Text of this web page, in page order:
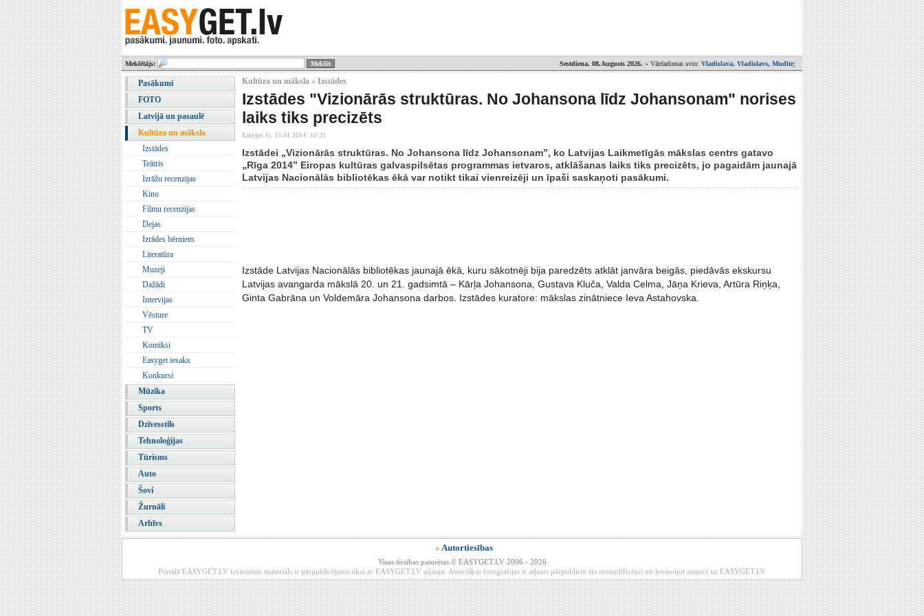
Sestdiena, 08.Augusts 2026. » Vārdadienas svin: Vladislava, Vladislavs, Mudīte;
Meklētājs:
Pasākumi
FOTO
Latvijā un pasaulē
Kultūra un māksla
Izstādes
Teātris
Izrāžu recenzijas
Kino
Filmu recenzijas
Dejas
Izrādes bērniem
Literatūra
Muzeji
Dažādi
Intervijas
Vēsture
TV
Komiksi
Easyget iesaka
Konkursi
Mūzika
Sports
Dzīvesstils
Tehnoloģijas
Tūrisms
Auto
Šovi
Žurnāli
Arhīvs
Kultūra un māksla » Izstādes
Izstādes "Vizionārās struktūras. No Johansona līdz Johansonam" norises
laiks tiks precizēts
Easyget.lv, 15.01.2014. 10:21
Izstādei „Vizionārās struktūras. No Johansona līdz Johansonam”, ko Latvijas Laikmetīgās mākslas centrs gatavo
„Rīga 2014” Eiropas kultūras galvaspilsētas programmas ietvaros, atklāšanas laiks tiks precizēts, jo pagaidām jaunajā
Latvijas Nacionālās bibliotēkas ēkā var notikt tikai vienreizēji un īpaši saskaņoti pasākumi.
Izstāde Latvijas Nacionālās bibliotēkas jaunajā ēkā, kuru sākotnēji bija paredzēts atklāt janvāra beigās, piedāvās ekskursu
Latvijas avangarda mākslā 20. un 21. gadsimtā – Kārļa Johansona, Gustava Kluča, Valda Celma, Jāņa Krieva, Artūra Riņķa,
Ginta Gabrāna un Voldemāra Johansona darbos. Izstādes kuratore: mākslas zinātniece Ieva Astahovska.
» Autortiesības
Visas tiesības paturētas © EASYGET.LV 2006 - 2026
Portālā EASYGET.LV izvietotais materiāls ir pārpublicējams tikai ar EASYGET.LV atļauju. Atsevišķas fotogrāfijas ir atļauts pārpublicēt tās nemodificējot un ievieotjot atsauci uz EASYGET.LV